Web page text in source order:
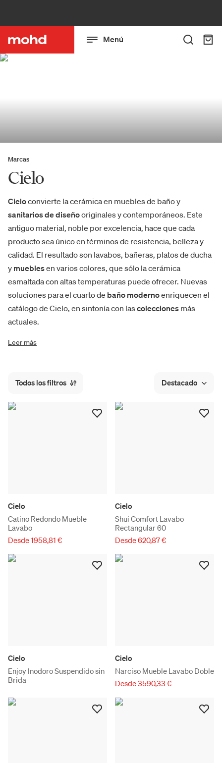
Menú
Marcas
Cielo
Cieloconvierte la cerámica en muebles de baño y
sanitarios de diseñooriginales y contemporáneos. Este
antiguo material, noble por excelencia, hace que cada
producto sea único en términos de resistencia, belleza y
calidad. El resultado son lavabos, bañeras, platos de ducha
y mueblesen varios colores, que sólo la cerámica
esmaltada con altas temperaturas puede ofrecer. Nuevas
soluciones para el cuarto de baño modernoenriquecen el
catálogo de Cielo, en sintonía con lascolecciones más
actuales.
Leer más
Todos los filtros Destacado
Cielo
Catino Redondo Mueble
Lavabo
Desde 1958,81 €
Cielo
Shui Comfort Lavabo
Rectangular 60
Desde 620,87 €
Cielo
Enjoy Inodoro Suspendido sin
Brida
Cielo
Narciso Mueble Lavabo Doble
Desde 3590,33 €